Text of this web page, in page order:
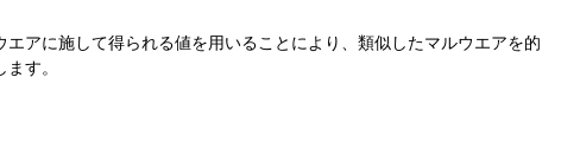
アに施して得られる値を用いることにより、類似したマルウエアを的
す。